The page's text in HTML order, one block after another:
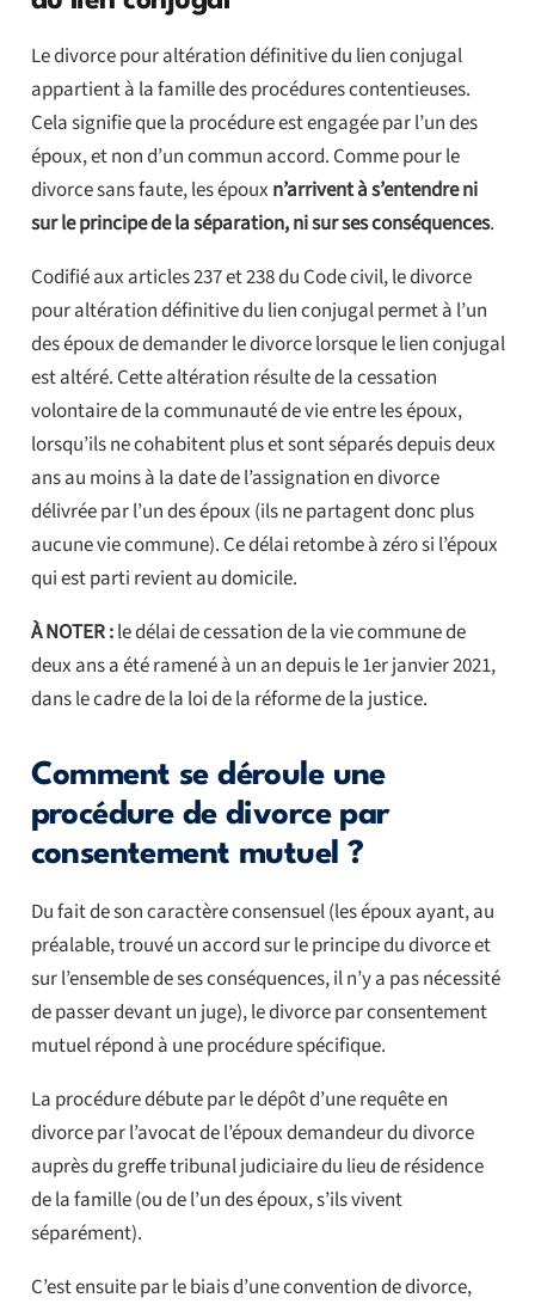
Le divorce pour altération définitive du lien conjugal
appartient à la famille des procédures contentieuses.
Cela signifie que la procédure est engagée par l’un des
époux, et non d’un commun accord. Comme pour le
divorce sans faute, les époux n’arrivent à s’entendre ni
sur le principe de la séparation, ni sur ses conséquences.
Codifié aux articles 237 et 238 du Code civil, le divorce
pour altération définitive du lien conjugal permet à l’un
des époux de demander le divorce lorsque le lien conjugal
est altéré. Cette altération résulte de la cessation
volontaire de la communauté de vie entre les époux,
lorsqu’ils ne cohabitent plus et sont séparés depuis deux
ans au moins à la date de l’assignation en divorce
délivrée par l’un des époux (ils ne partagent donc plus
aucune vie commune). Ce délai retombe à zéro si l’époux
qui est parti revient au domicile.
À NOTER :le délai de cessation de la vie commune de
deux ans a été ramené à un an depuis le 1er janvier 2021,
dans le cadre de la loi de la réforme de la justice.
Comment se déroule une
procédure de divorce par
consentement mutuel ?
Du fait de son caractère consensuel (les époux ayant, au
préalable, trouvé un accord sur le principe du divorce et
sur l’ensemble de ses conséquences, il n’y a pas nécessité
de passer devant un juge), le divorce par consentement
mutuel répond à une procédure spécifique.
La procédure débute par le dépôt d’une requête en
divorce par l’avocat de l’époux demandeur du divorce
auprès du greffe tribunal judiciaire du lieu de résidence
de la famille (ou de l’un des époux, s’ils vivent
séparément).
C’est ensuite par le biais d’une convention de divorce,